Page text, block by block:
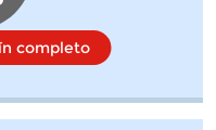
completo